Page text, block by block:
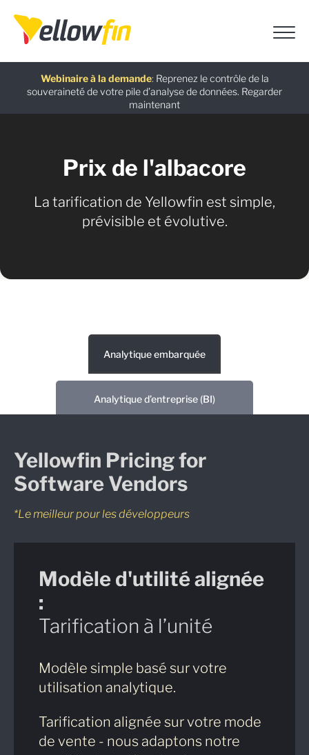
Webinaire à la demande: Reprenez le contrôle de la
souveraineté de votre pile d’analyse de données. Regarder
maintenant
Dernière version: Découvrez les dernières fonctionnalités
basées sur l’IA introduites dans Yellowfin version 9.17.
En savoir
Guide gratuit:L’alternative à Power BI : guide de migration
Yellowfin.Télécharger maintenant
Assistants chatbot IA:Utilisez Ask Yellowfin et Code Assistant
pour obtenir rapidement des réponses sur Yellowfin :Essayez
maintenant
Prix de l'albacore
La tarification de Yellowfin est simple,
prévisible et évolutive.
Analytique embarquée
Analytique d’entreprise (BI)
Yellowfin Pricing for
Software Vendors
*Le meilleur pour les développeurs
Modèle d'utilité alignée
:
Tarification à l’unité
Modèle simple basé sur votre
utilisation analytique.
Tarification alignée sur votre mode
de vente - nous adaptons notre